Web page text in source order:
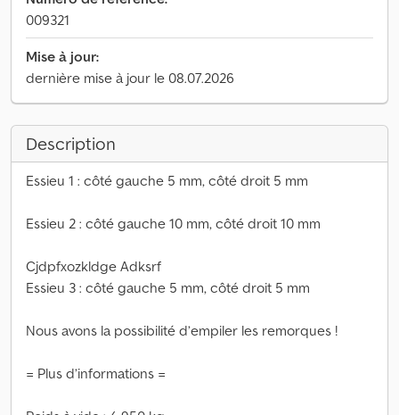
009321
Mise à jour:
dernière mise à jour le 08.07.2026
Description
Essieu 1 : côté gauche 5 mm, côté droit 5 mm
Essieu 2 : côté gauche 10 mm, côté droit 10 mm
Cjdpfxozkldge Adksrf
Essieu 3 : côté gauche 5 mm, côté droit 5 mm
Nous avons la possibilité d’empiler les remorques !
= Plus d’informations =